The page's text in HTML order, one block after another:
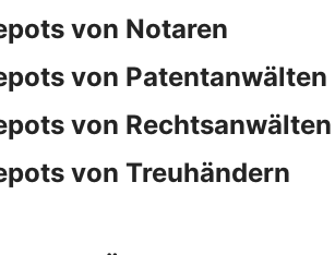
von Notaren
von Patentanwälten
von Rechtsanwälten
von Treuhändern